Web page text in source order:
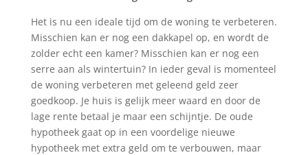
Het is nu een ideale tijd om de woning te verbeteren.
Misschien kan er nog een dakkapel op, en wordt de
zolder echt een kamer? Misschien kan er nog een
serre aan als wintertuin? In ieder geval is momenteel
de woning verbeteren met geleend geld zeer
goedkoop. Je huis is gelijk meer waard en door de
lage rente betaal je maar een schijntje. De oude
hypotheek gaat op in een voordelige nieuwe
hypotheek met extra geld om te verbouwen, maar